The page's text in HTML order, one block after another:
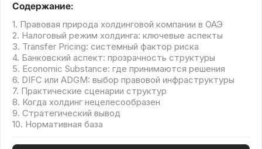
Содержание:
1. Правовая природа холдинговой компании в ОАЭ
2. Налоговый режим холдинга: ключевые аспекты
3. Transfer Pricing: системный фактор риска
4. Банковский аспект: прозрачность структуры
5. Economic Substance: где принимаются решения
6. DIFC или ADGM: выбор правовой инфраструктуры
7. Практические сценарии структур
8. Когда холдинг нецелесообразен
9. Стратегический вывод
10. Нормативная база